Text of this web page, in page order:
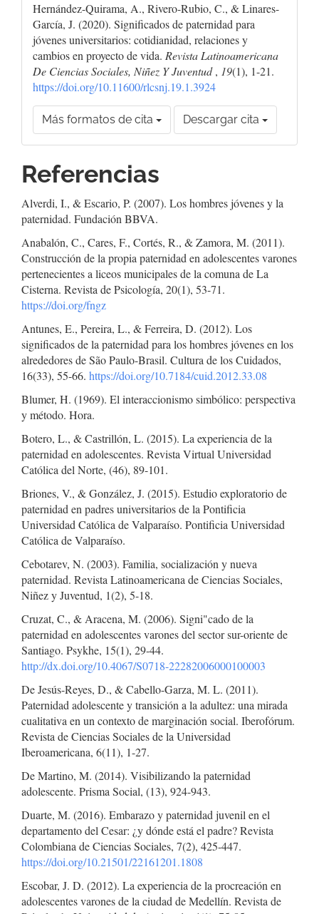
Hernández-Quirama, A., Rivero-Rubio, C., & Linares-
García, J. (2020). Significados de paternidad para
jóvenes universitarios: cotidianidad, relaciones y
cambios en proyecto de vida. Revista Latinoamericana
De Ciencias Sociales, Niñez Y Juventud, 19(1), 1-21.
https://doi.org/10.11600/rlcsnj.19.1.3924
Más formatos de cita Descargar cita
Referencias
Alverdi, I., & Escario, P. (2007). Los hombres jóvenes y la
paternidad. Fundación BBVA.
Anabalón, C., Cares, F., Cortés, R., & Zamora, M. (2011).
Construcción de la propia paternidad en adolescentes varones
pertenecientes a liceos municipales de la comuna de La
Cisterna. Revista de Psicología, 20(1), 53-71.
https://doi.org/fngz
Antunes, E., Pereira, L., & Ferreira, D. (2012). Los
significados de la paternidad para los hombres jóvenes en los
alrededores de São Paulo-Brasil. Cultura de los Cuidados,
16(33), 55-66. https://doi.org/10.7184/cuid.2012.33.08
Blumer, H. (1969). El interaccionismo simbólico: perspectiva
y método. Hora.
Botero, L., & Castrillón, L. (2015). La experiencia de la
paternidad en adolescentes. Revista Virtual Universidad
Católica del Norte, (46), 89-101.
Briones, V., & González, J. (2015). Estudio exploratorio de
paternidad en padres universitarios de la Pontificia
Universidad Católica de Valparaíso. Pontificia Universidad
Católica de Valparaíso.
Cebotarev, N. (2003). Familia, socialización y nueva
paternidad. Revista Latinoamericana de Ciencias Sociales,
Niñez y Juventud, 1(2), 5-18.
Cruzat, C., & Aracena, M. (2006). Signi"cado de la
paternidad en adolescentes varones del sector sur-oriente de
Santiago. Psykhe, 15(1), 29-44.
http://dx.doi.org/10.4067/S0718-22282006000100003
De Jesús-Reyes, D., & Cabello-Garza, M. L. (2011).
Paternidad adolescente y transición a la adultez: una mirada
cualitativa en un contexto de marginación social. Iberofórum.
Revista de Ciencias Sociales de la Universidad
Iberoamericana, 6(11), 1-27.
De Martino, M. (2014). Visibilizando la paternidad
adolescente. Prisma Social, (13), 924-943.
Duarte, M. (2016). Embarazo y paternidad juvenil en el
departamento del Cesar: ¿y dónde está el padre? Revista
Colombiana de Ciencias Sociales, 7(2), 425-447.
https://doi.org/10.21501/22161201.1808
Escobar, J. D. (2012). La experiencia de la procreación en
adolescentes varones de la ciudad de Medellín. Revista de